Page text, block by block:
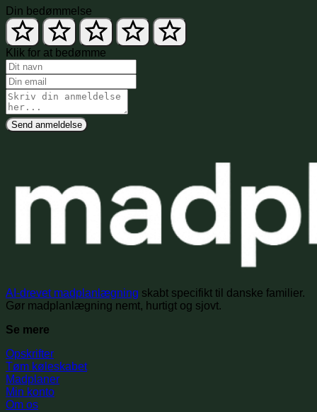
Din bedømmelse
Klik for at bedømme
Send anmeldelse
AI-drevet madplanlægning skabt specifikt til danske familier.
Gør madplanlægning nemt, hurtigt og sjovt.
Se mere
Opskrifter
Tøm køleskabet
Madplaner
Min konto
Om os